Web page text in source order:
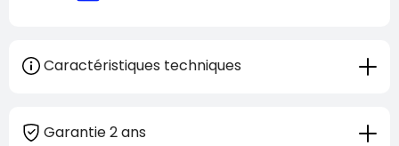
Caractéristiques techniques
Garantie 2 ans